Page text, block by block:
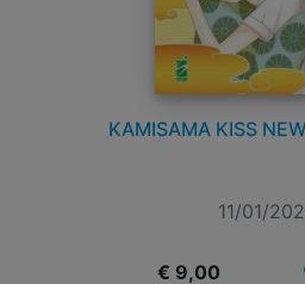
KAMISAMA KISS
11/01/
€ 9,00